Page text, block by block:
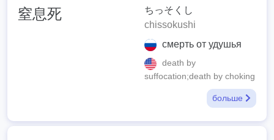
窒息死
ちっそくし
chissokushi
смерть от удушья
death by
suffocation;death by choking
больше